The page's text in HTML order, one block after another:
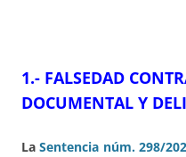
1.- FALSEDAD
DOCUMENTAL Y
LaSentencia núm. 298/